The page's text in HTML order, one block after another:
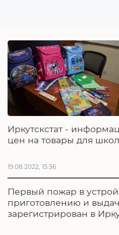
Иркутскстат -
цен на товары для
19.08.2022, 15:36
Первый пожар в
приготовлению и
зарегистрирован в